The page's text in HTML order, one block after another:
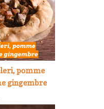
pomme
gingembre